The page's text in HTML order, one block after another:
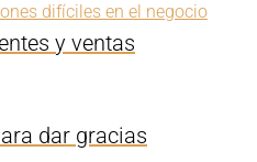
y ventas
dar gracias